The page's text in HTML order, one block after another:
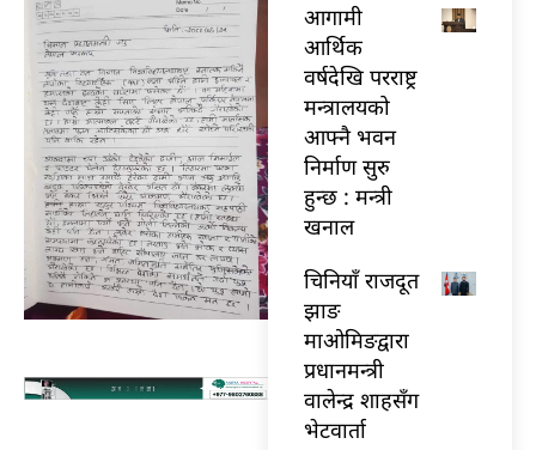
आगामी
आर्थिक
वर्षदेखि परराष्ट्र
मन्त्रालयको
आफ्नै भवन
निर्माण सुरु
हुन्छ : मन्त्री
खनाल
चिनियाँ राजदूत
झाङ
माओमिङद्वारा
प्रधानमन्त्री
वालेन्द्र शाहसँग
भेटवार्ता